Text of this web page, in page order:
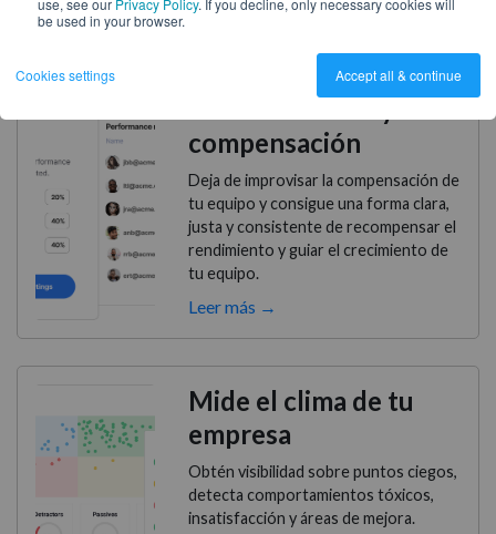
use, see our Privacy Policy. If you decline, only necessary cookies will
be used in your browser.
Cookies settings Accept all & continue
Leer más →
compensación
Deja de improvisar la compensación de
tu equipo y consigue una forma clara,
justa y consistente de recompensar el
rendimiento y guiar el crecimiento de
tu equipo.
Leer más →
Mide el clima de tu
empresa
Obtén visibilidad sobre puntos ciegos,
detecta comportamientos tóxicos,
insatisfacción y áreas de mejora.